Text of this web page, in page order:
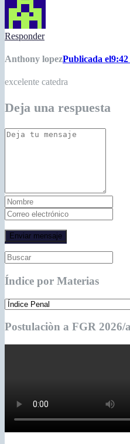
Responder
Anthony lopezPublicada
excelente catedra
Deja una respuesta
Índice por Materias
Postulaciòn a FGR 2026/